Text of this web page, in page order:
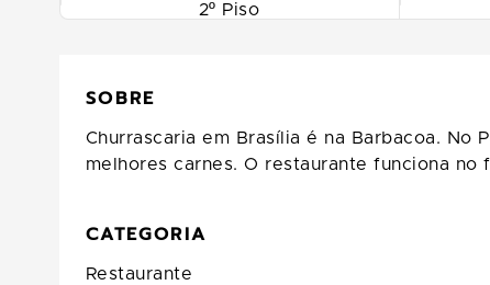
2º Piso
SOBRE
Churrascaria em Brasília é na Barbacoa. No
melhores carnes. O restaurante funciona no
CATEGORIA
Restaurante